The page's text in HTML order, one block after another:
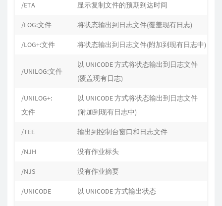
/ETA 显示复制文件的预期到达时间
/LOG:文件 将状态输出到日志文件(覆盖现有日志)
/LOG+:文件 将状态输出到日志文件(附加到现有日志中)
/UNILOG:文件
以 UNICODE 方式将状态输出到日志文件
(覆盖现有日志)
/UNILOG+:
文件
以 UNICODE 方式将状态输出到日志文件
(附加到现有日志中)
/TEE 输出到控制台窗口和日志文件
/NJH 没有作业标头
/NJS 没有作业摘要
/UNICODE 以 UNICODE 方式输出状态